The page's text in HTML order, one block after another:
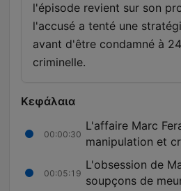
l'épisode revient sur son
l'accusé a tenté une
avant d'être condamné à
criminelle.
Κεφάλαια
00:00:30
L'affaire Marc
manipulation et
00:05:19
L'obsession de
soupçons de